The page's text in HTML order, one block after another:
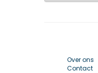
Over ons
Contact